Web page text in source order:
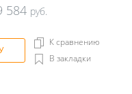
584 руб.
К сравнению
В закладки